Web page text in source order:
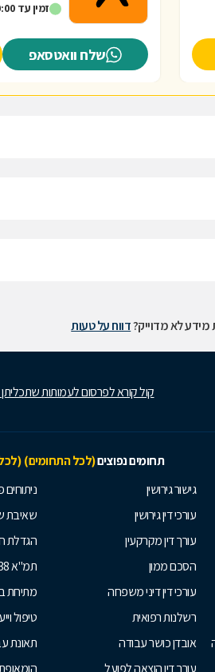
זמין עד 20:00
שלח וואטסאפ
לא מדוייק?דווח על טעות
קול קורא לפרסום לעמותות
תחומים נפוצים(לכל התחומים)
גישור גירושין
עורכי דין גירושין
עורך דין מקרקעין
הסכם ממון
עורכי דין דיני משפחה
רשלנות רפואית
אובדן כושר עבודה
עורך דין הוצאה לפועל
שאיבת
הגדלת
תמ"א 38
מתיחת
טיפול
תאונת